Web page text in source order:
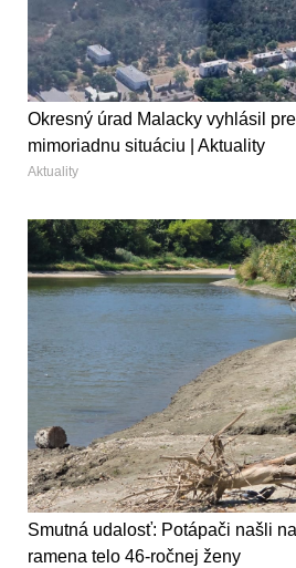
Okresný úrad Malacky vyhlásil
mimoriadnu situáciu | Aktuality
Aktuality
Smutná udalosť: Potápači našli
ramena telo 46-ročnej ženy